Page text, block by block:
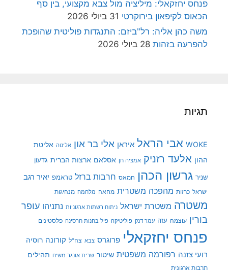
פנחס יחזקאלי: מיליציה מול צבא מקצועי, בין סף
הכאוס לקיפאון בירוקרטי 31 ביולי 2026
משה כהן אליה: רל"ביזם: התנגדות פוליטית שהופכת
להפרעה בזהות 28 ביולי 2026
תגיות
WOKE אבי הראל איראן אלי בר און אליטה אליטת
ההון אלעד רזניק אמציה חן אסלאם ארצות הברית גדעון
שניר גרשון הכהן חמאס חרבות ברזל טראמפ יאיר רגב
ישראל כרזות מהפכה משטרית מחאה מלחמה מנהיגות
משטרה משטרת ישראל ניתוח רשתות ארגוניות נתניהו עופר
בורין עוצמה עזה עמר דנק פוליטיקה פיל בחנות חרסינה פלסטינים
פנחס יחזקאלי פרוגרס צבא צה"ל קורונה רוסיה
רועי צזנה רפורמה משפטית שיטור שרית אונגר משיח תהילים
תרבות ארגונית